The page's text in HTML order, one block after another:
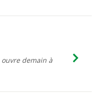
ouvre demain à